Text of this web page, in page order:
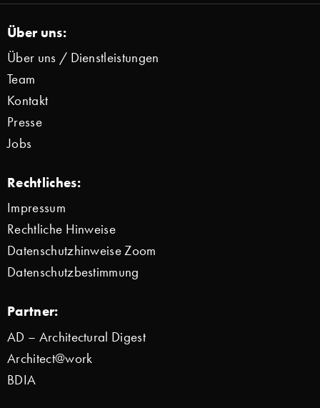
Über uns:
Über uns / Dienstleistungen
Team
Kontakt
Presse
Jobs
Rechtliches:
Impressum
Rechtliche Hinweise
Datenschutzhinweise Zoom
Datenschutzbestimmung
Partner:
AD – Architectural Digest
Architect@work
BDIA